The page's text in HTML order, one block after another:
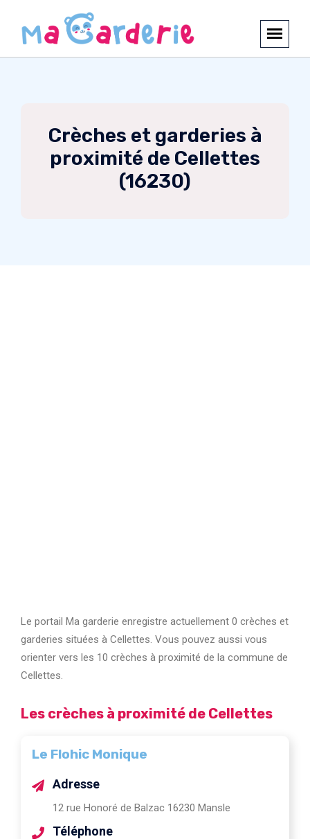
Crèches et garderies à
proximité de Cellettes
(16230)
Le portail Ma garderie enregistre actuellement 0 crèches et
garderies situées à Cellettes. Vous pouvez aussi vous
orienter vers les 10 crèches à proximité de la commune de
Cellettes.
Les crèches à proximité de Cellettes
Le Flohic Monique
Adresse
12 rue Honoré de Balzac 16230 Mansle
Téléphone